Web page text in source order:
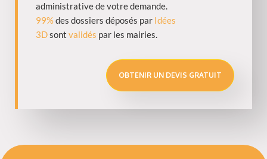
administrative de votre demande.
99%des dossiers déposés par Idées
3Dsont validés par les mairies.
OBTENIR UN DEVIS GRATUIT